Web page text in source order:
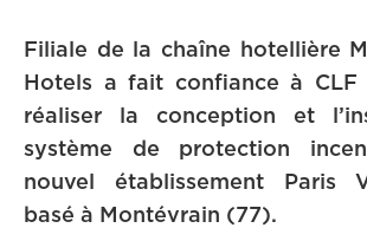
Filiale de la chaîne hotellière
Hotels a fait confiance à CLF
réaliser la conception et
système de protection
nouvel établissement Paris
basé à Montévrain (77).